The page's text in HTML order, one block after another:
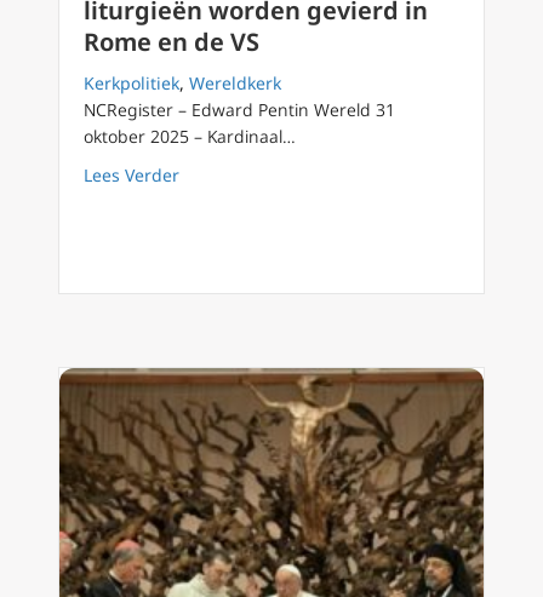
liturgieën worden gevierd in
Rome en de VS
Kerkpolitiek, Wereldkerk
NCRegister – Edward Pentin Wereld 31
oktober 2025 – Kardinaal…
Lees Verderabout Vijf traditionele pontificale liturgieën